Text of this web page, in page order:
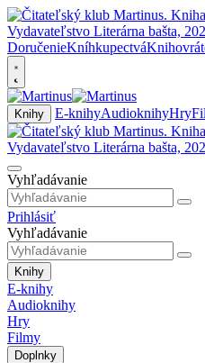
DoručenieKníhkupectvá
Knihy E-knihyAudioknihyHry
Vyhľadávanie
Prihlásiť
Vyhľadávanie
Knihy
E-knihy
Audioknihy
Hry
Filmy
Doplnky